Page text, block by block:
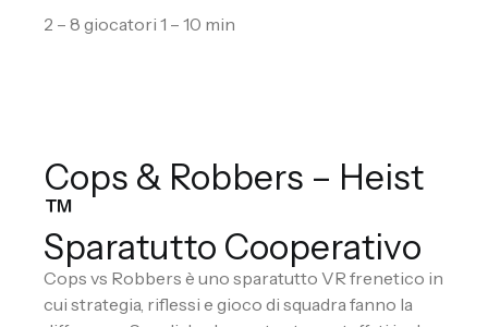
2 – 8 giocatori 1 – 10 min
Cops & Robbers – Heist
™
Sparatutto Cooperativo
Cops vs Robbers è uno sparatutto VR frenetico in
cui strategia, riflessi e gioco di squadra fanno la